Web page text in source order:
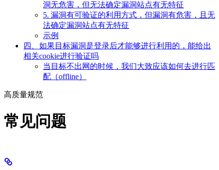
洞无危害，但无法确定漏洞站点有无特征
5. 漏洞有可验证的利用方式，但漏洞有危害，且无
法确定漏洞站点有无特征
示例
四、如果目标漏洞是登录后才能够进行利用的，能给出
相关cookie进行验证吗
当目标不出网的时候，我们大致应该如何去进行匹
配（offline）
高质量规范
常见问题